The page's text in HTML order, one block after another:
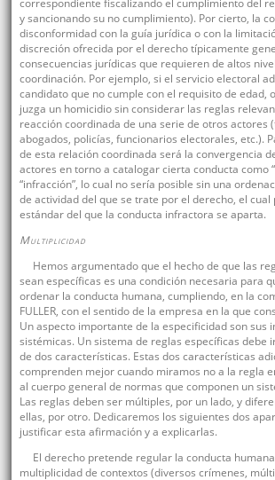
correspondiente fiscalizando el cumplimiento del
y sancionando su no cumplimiento). Por cierto, la
disconformidad con la guía jurídica o con la
discreción ofrecida por el derecho típicamente
consecuencias jurídicas que requieren de altos
coordinación. Por ejemplo, si el servicio electoral
candidato que no cumple con el requisito de edad,
juzga un homicidio sin considerar las reglas
reacción coordinada de una serie de otros actores
abogados, policías, funcionarios electorales, etc.).
de esta relación coordinada será la convergencia
actores en torno a catalogar cierta conducta como
“infracción”, lo cual no sería posible sin una
de actividad del que se trate por el derecho, el cual
estándar del que la conducta infractora se aparta.
Multiplicidad
Hemos argumentado que el hecho de que las
sean específicas es una condición necesaria para
ordenar la conducta humana, cumpliendo, en la
FULLER, con el sentido de la empresa en la que
Un aspecto importante de la especificidad son sus
sistémicas. Un sistema de reglas específicas debe
de dos características. Estas dos características
comprenden mejor cuando miramos no a la regla
al cuerpo general de normas que componen un
Las reglas deben ser múltiples, por un lado, y
ellas, por otro. Dedicaremos los siguientes dos
justificar esta afirmación y a explicarlas.
El derecho pretende regular la conducta
multiplicidad de contextos (diversos crímenes,